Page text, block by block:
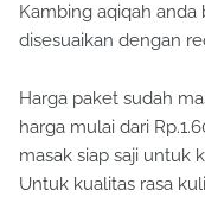
Kambing aqiqah
disesuaikan dengan
Harga paket sudah
harga mulai dari
masak siap saji untuk
Untuk kualitas rasa